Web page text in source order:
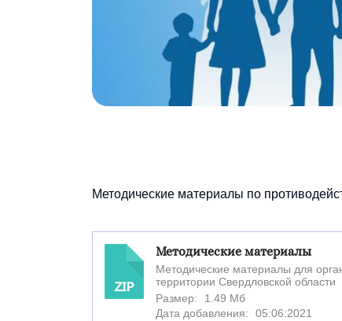
Методические материалы по
ZIP
Методические материалы
Методические материалы для
территории Свердловской области
Размер:
1.49 Мб
Дата добавления:
05:06:2021